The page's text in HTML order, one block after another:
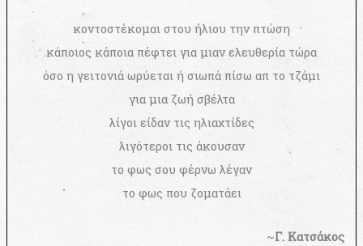
κοντοστέκομαι στου ήλιου την πτώση
κάποιος κάποια πέφτει για μιαν ελευθερία τώρα
όσο η γειτονιά ωρύεται ή σιωπά πίσω απ το τζάμι
για μια ζωή σβέλτα
λίγοι είδαν τις ηλιαχτίδες
λιγότεροι τις άκουσαν
το φως σου φέρνω λέγαν
το φως που ζοματάει
~Γ. Κατσάκος